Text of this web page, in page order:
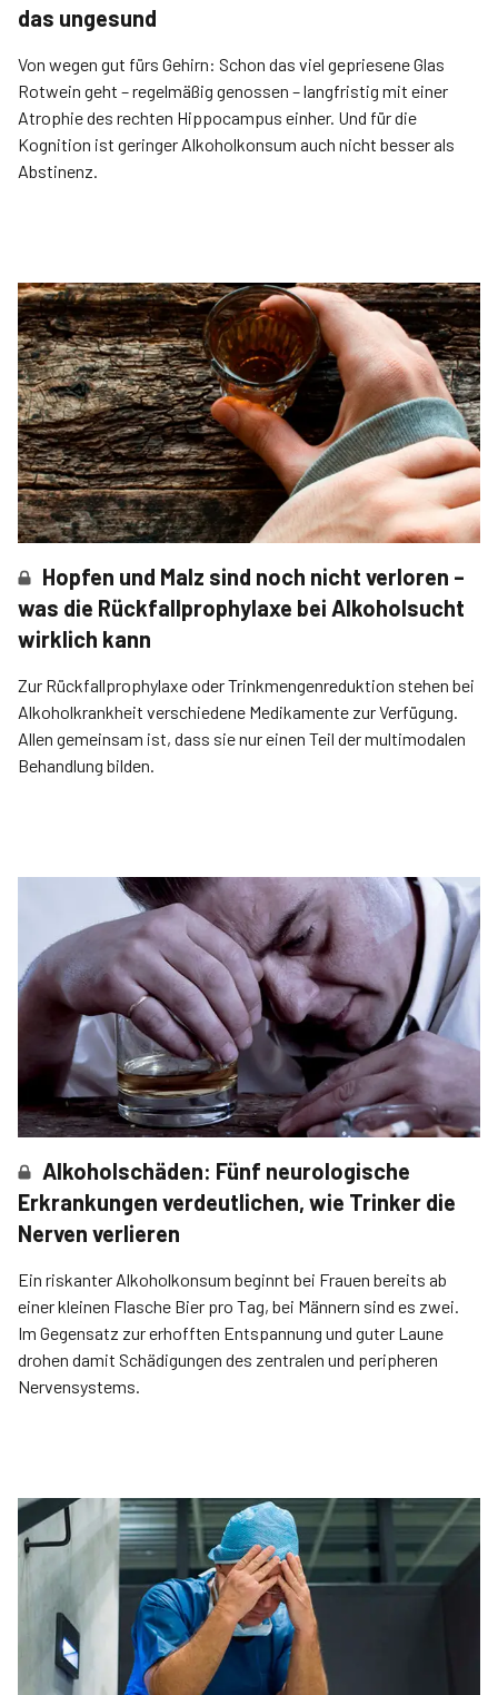
das ungesund
Von wegen gut fürs Gehirn: Schon das viel gepriesene Glas
Rotwein geht – regelmäßig genossen – langfristig mit einer
Atrophie des rechten Hippocampus einher. Und für die
Kognition ist geringer Alkoholkonsum auch nicht besser als
Abstinenz.
Hopfen und Malz sind noch nicht verloren –
was die Rückfallprophylaxe bei Alkoholsucht
wirklich kann
Zur Rückfallprophylaxe oder Trinkmengenreduktion stehen bei
Alkoholkrankheit verschiedene Medikamente zur Verfügung.
Allen gemeinsam ist, dass sie nur einen Teil der multimodalen
Behandlung bilden.
Alkoholschäden: Fünf neurologische
Erkrankungen verdeutlichen, wie Trinker die
Nerven verlieren
Ein riskanter Alkoholkonsum beginnt bei Frauen bereits ab
einer kleinen Flasche Bier pro Tag, bei Männern sind es zwei.
Im Gegensatz zur erhofften Entspannung und guter Laune
drohen damit Schädigungen des zentralen und peripheren
Nervensystems.